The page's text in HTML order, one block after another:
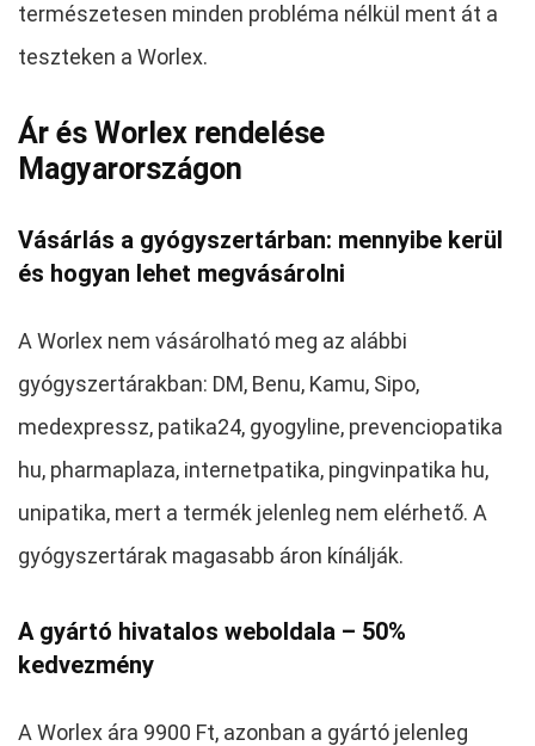
természetesen minden probléma nélkül ment át a
teszteken a Worlex.
Ár és Worlex rendelése
Magyarországon
Vásárlás a gyógyszertárban: mennyibe kerül
és hogyan lehet megvásárolni
A Worlex nem vásárolható meg az alábbi
gyógyszertárakban: DM, Benu, Kamu, Sipo,
medexpressz, patika24, gyogyline, prevenciopatika
hu, pharmaplaza, internetpatika, pingvinpatika hu,
unipatika, mert a termék jelenleg nem elérhető. A
gyógyszertárak magasabb áron kínálják.
A gyártó hivatalos weboldala – 50%
kedvezmény
A Worlex ára 9900 Ft, azonban a gyártó jelenleg